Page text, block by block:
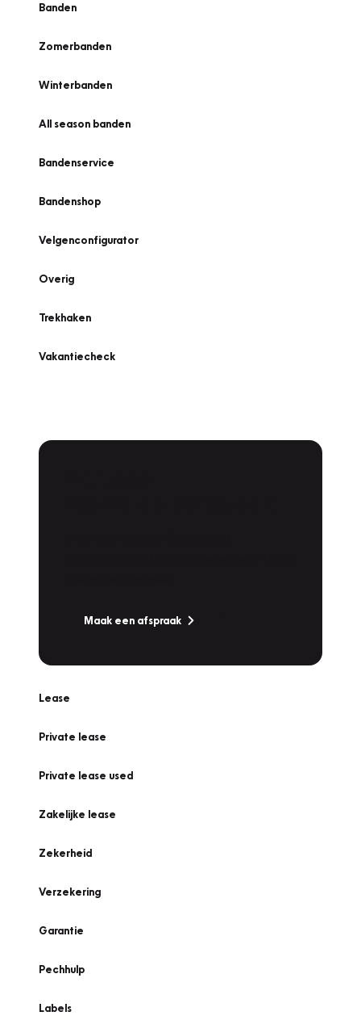
Banden
Zomerbanden
Winterbanden
All season banden
Bandenservice
Bandenshop
Velgenconfigurator
Overig
Trekhaken
Vakantiecheck
Maak een afspraak
Lease
Private lease
Private lease used
Zakelijke lease
Zekerheid
Verzekering
Garantie
Pechhulp
Labels